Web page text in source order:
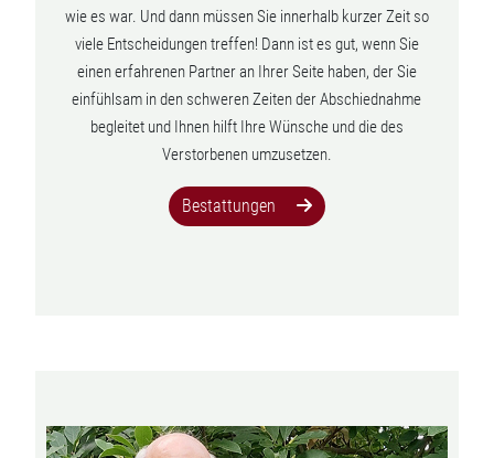
wie es war. Und dann müssen Sie innerhalb kurzer Zeit so
viele Entscheidungen treffen! Dann ist es gut, wenn Sie
einen erfahrenen Partner an Ihrer Seite haben, der Sie
einfühlsam in den schweren Zeiten der Abschiednahme
begleitet und Ihnen hilft Ihre Wünsche und die des
Verstorbenen umzusetzen.
Bestattungen